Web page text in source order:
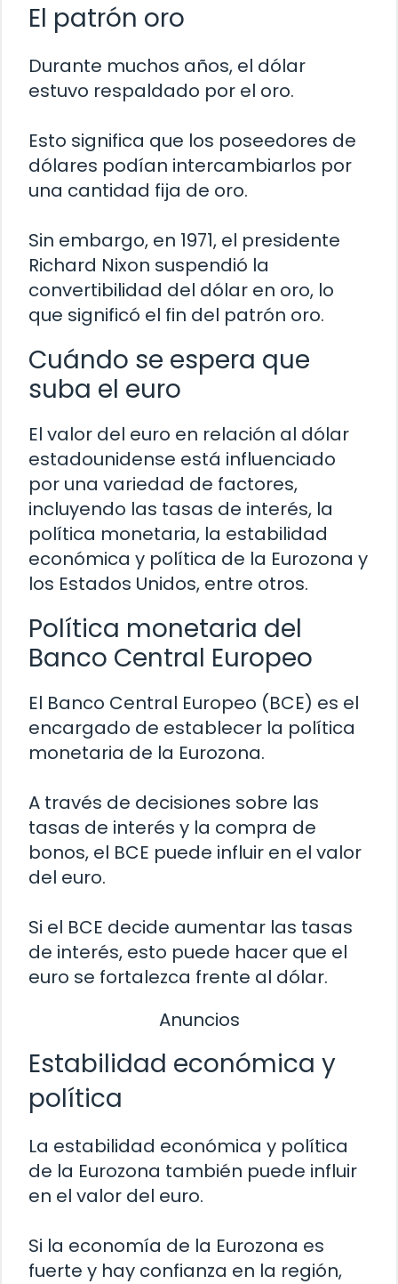
El patrón oro
Durante muchos años, el dólar
estuvo respaldado por el oro.
Esto significa que los poseedores de
dólares podían intercambiarlos por
una cantidad fija de oro.
Sin embargo, en 1971, el presidente
Richard Nixon suspendió la
convertibilidad del dólar en oro, lo
que significó el fin del patrón oro.
Cuándo se espera que
suba el euro
El valor del euro en relación al dólar
estadounidense está influenciado
por una variedad de factores,
incluyendo las tasas de interés, la
política monetaria, la estabilidad
económica y política de la Eurozona y
los Estados Unidos, entre otros.
Política monetaria del
Banco Central Europeo
El Banco Central Europeo (BCE) es el
encargado de establecer la política
monetaria de la Eurozona.
A través de decisiones sobre las
tasas de interés y la compra de
bonos, el BCE puede influir en el valor
del euro.
Si el BCE decide aumentar las tasas
de interés, esto puede hacer que el
euro se fortalezca frente al dólar.
Anuncios
Estabilidad económica y
política
La estabilidad económica y política
de la Eurozona también puede influir
en el valor del euro.
Si la economía de la Eurozona es
fuerte y hay confianza en la región,